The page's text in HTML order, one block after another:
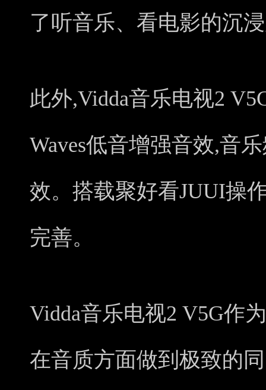
了听音乐、看电影的沉
此外,Vidda音乐电视2
Waves低音增强音效,音
效。搭载聚好看JUUI操
完善。
Vidda音乐电视2 V5G作
在音质方面做到极致的